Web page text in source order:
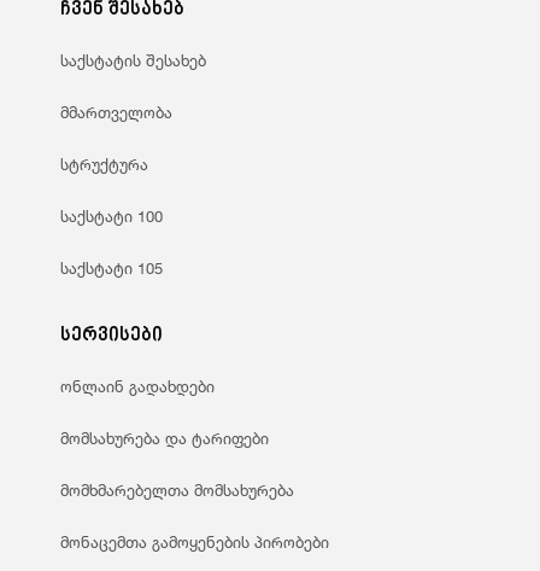
ჩვენ შესახებ
საქსტატის შესახებ
მმართველობა
სტრუქტურა
საქსტატი 100
საქსტატი 105
სერვისები
ონლაინ გადახდები
მომსახურება და ტარიფები
მომხმარებელთა მომსახურება
მონაცემთა გამოყენების პირობები